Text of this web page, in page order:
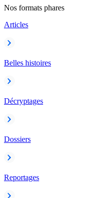
Nos formats phares
Articles
Belles histoires
Décryptages
Dossiers
Reportages